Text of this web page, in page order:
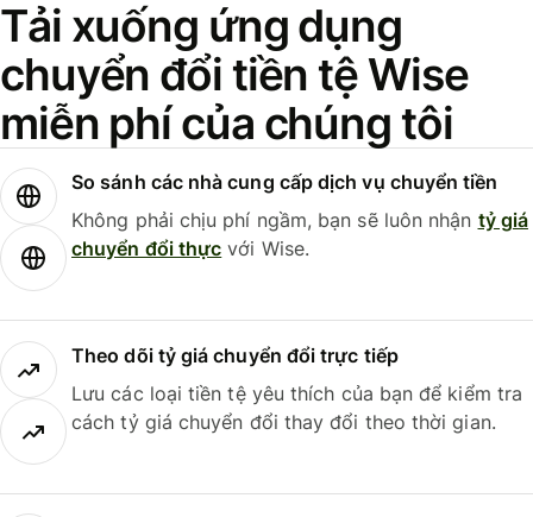
Tải xuống ứng dụng
chuyển đổi tiền tệ Wise
miễn phí của chúng tôi
So sánh các nhà cung cấp dịch vụ chuyển tiền
Không phải chịu phí ngầm, bạn sẽ luôn nhận tỷ giá
chuyển đổi thực với Wise.
Theo dõi tỷ giá chuyển đổi trực tiếp
Lưu các loại tiền tệ yêu thích của bạn để kiểm tra
cách tỷ giá chuyển đổi thay đổi theo thời gian.